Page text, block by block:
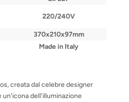
220/240V
370x210x97mm
Made in Italy
creata dal celebre designer
un'icona dell'illuminazione